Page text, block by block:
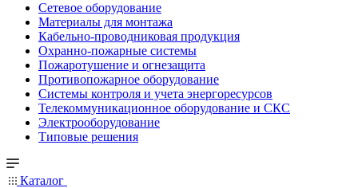
Сетевое оборудование
Материалы для монтажа
Кабельно-проводниковая продукция
Охранно-пожарные системы
Пожаротушение и огнезащита
Противопожарное оборудование
Системы контроля и учета энергоресурсов
Телекоммуникационное оборудование и СКС
Электрооборудование
Типовые решения
Каталог